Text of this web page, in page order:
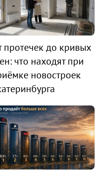
протечек до кривых
что находят при
новостроек